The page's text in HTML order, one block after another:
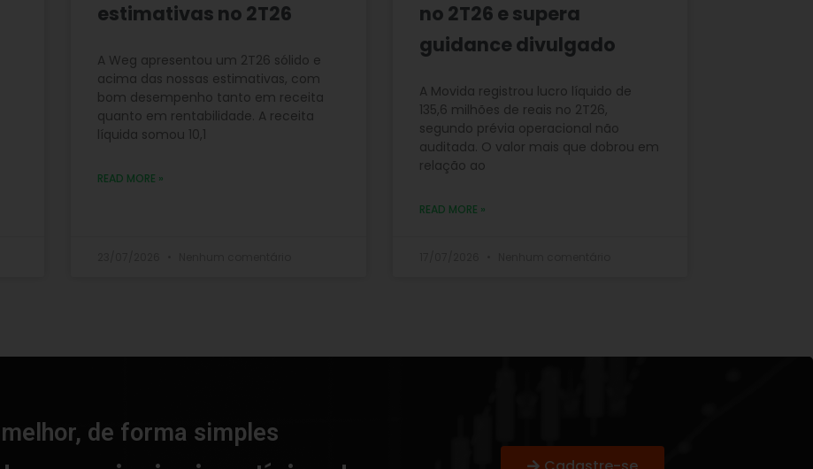
estimativas no 2T26
A Weg apresentou um 2T26 sólido e
acima das nossas estimativas, com
bom desempenho tanto em receita
quanto em rentabilidade. A receita
líquida somou 10,1
READ MORE »
no 2T26 e supera
guidance divulgado
A Movida registrou lucro líquido de
135,6 milhões de reais no 2T26,
segundo prévia operacional não
auditada. O valor mais que dobrou em
relação ao
READ MORE »
de forma simples​